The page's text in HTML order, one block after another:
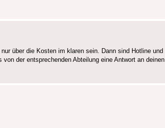
über die Kosten im klaren sein. Dann sind Hotline und
der entsprechenden Abteilung eine Antwort an deinen